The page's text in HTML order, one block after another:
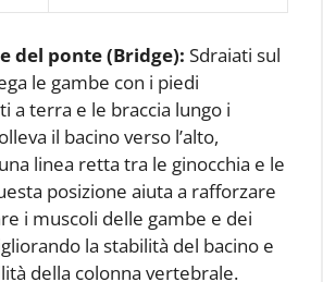
del ponte (Bridge): Sdraiati sul
le gambe con i piedi
a terra e le braccia lungo i
il bacino verso l’alto,
linea retta tra le ginocchia e le
posizione aiuta a rafforzare
i muscoli delle gambe e dei
la stabilità del bacino e
della colonna vertebrale.